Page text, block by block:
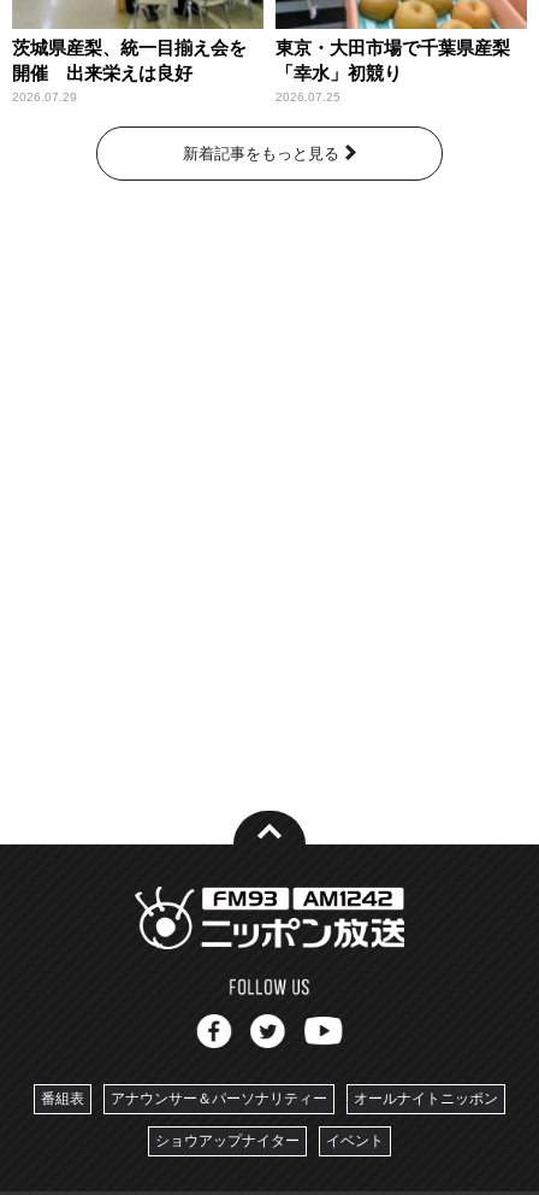
茨城県産梨、統一目揃え会を
開催 出来栄えは良好
2026.07.29
東京・大田市場で千葉県産梨
「幸水」初競り
2026.07.25
新着記事をもっと見る
番組表 アナウンサー＆パーソナリティー オールナイトニッポン
ショウアップナイター イベント